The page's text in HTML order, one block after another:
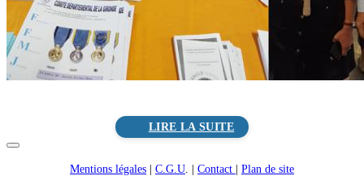
Mentions légales C.G.U Contact Plan de site